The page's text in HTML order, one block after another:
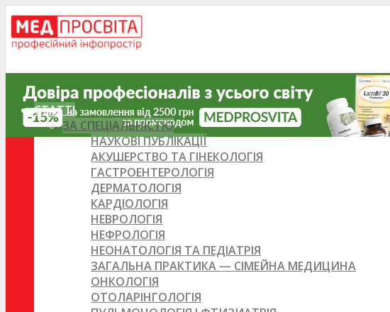
СТАТТІ
ЗА СПЕЦІАЛЬНІСТЮ
НАУКОВІ ПУБЛІКАЦІЇ
АКУШЕРСТВО ТА ГІНЕКОЛОГІЯ
ГАСТРОЕНТЕРОЛОГІЯ
ДЕРМАТОЛОГІЯ
КАРДІОЛОГІЯ
НЕВРОЛОГІЯ
НЕФРОЛОГІЯ
НЕОНАТОЛОГІЯ ТА ПЕДІАТРІЯ
ЗАГАЛЬНА ПРАКТИКА — СІМЕЙНА МЕДИЦИНА
ОНКОЛОГІЯ
ОТОЛАРІНГОЛОГІЯ